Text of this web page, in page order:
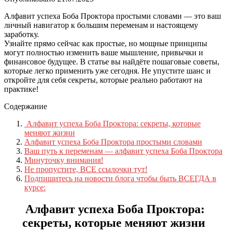
Алфавит успеха Боба Проктора простыми словами — это ваш
личный навигатор к большим переменам и настоящему
заработку.
Узнайте прямо сейчас как простые, но мощные принципы
могут полностью изменить ваше мышление, привычки и
финансовое будущее. В статье вы найдёте пошаговые советы,
которые легко применить уже сегодня. Не упустите шанс и
откройте для себя секреты, которые реально работают на
практике!
Содержание
Алфавит успеха Боба Проктора: секреты, которые
меняют жизни
Алфавит успеха Боба Проктора простыми словами
Ваш путь к переменам — алфавит успеха Боба Проктора
Минуточку внимания!
Не пропустите, ВСЕ ссылочки тут!
Подпишитесь на новости блога чтобы быть ВСЕГДА в
курсе:
Алфавит успеха Боба Проктора:
секреты, которые меняют жизни